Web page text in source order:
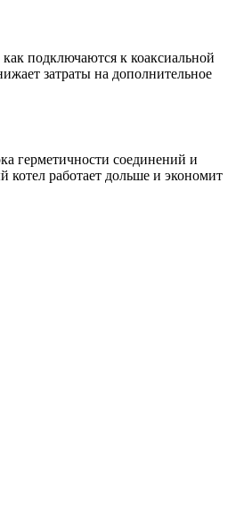
подключаются к коаксиальной
затраты на дополнительное
герметичности соединений и
котел работает дольше и экономит